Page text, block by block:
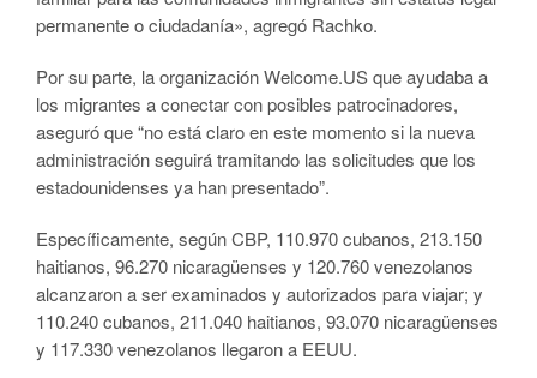
permanente o ciudadanía», agregó Rachko.
Por su parte, la organización Welcome.US que ayudaba a
los migrantes a conectar con posibles patrocinadores,
aseguró que “no está claro en este momento si la nueva
administración seguirá tramitando las solicitudes que los
estadounidenses ya han presentado”.
Específicamente, según CBP, 110.970 cubanos, 213.150
haitianos, 96.270 nicaragüenses y 120.760 venezolanos
alcanzaron a ser examinados y autorizados para viajar; y
110.240 cubanos, 211.040 haitianos, 93.070 nicaragüenses
y 117.330 venezolanos llegaron a EEUU.